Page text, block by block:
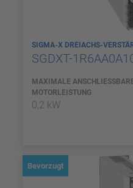
SIGMA-X DREIACHS-
SGDXT-
MAXIMALE ANSCHLIESSBARE
OTORLEISTUNG
0,2 kW
Bevorzugt